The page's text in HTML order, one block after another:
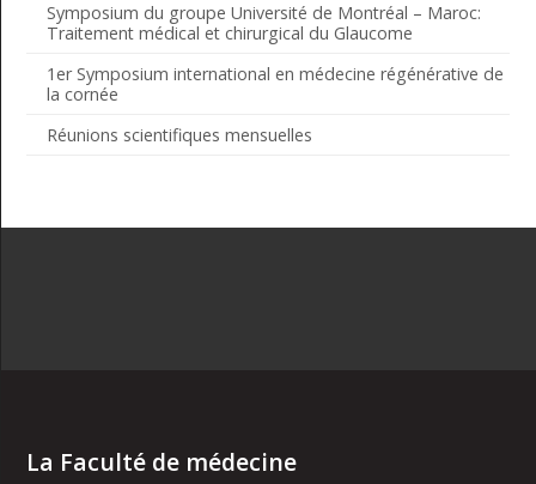
Symposium du groupe Université de Montréal – Maroc:
Traitement médical et chirurgical du Glaucome
1er Symposium international en médecine régénérative de
la cornée
Réunions scientifiques mensuelles
La Faculté de médecine